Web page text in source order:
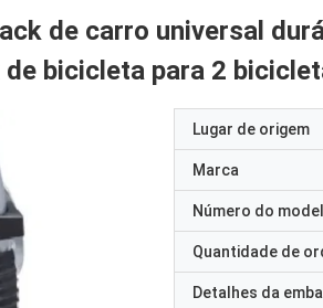
de carro universal
bicicleta para 2
Lugar de origem
Marca
Número do
Quantidade de
Detalhes da